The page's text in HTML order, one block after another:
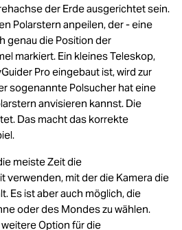
der Erde ausgerichtet sein.
Polarstern anpeilen, der - eine
genau die Position der
markiert. Ein kleines Teleskop,
Pro eingebaut ist, wird zur
sogenannte Polsucher hat eine
anvisieren kannst. Die
Das macht das korrekte
meiste Zeit die
verwenden, mit der die Kamera die
Es ist aber auch möglich, die
oder des Mondes zu wählen.
Option für die